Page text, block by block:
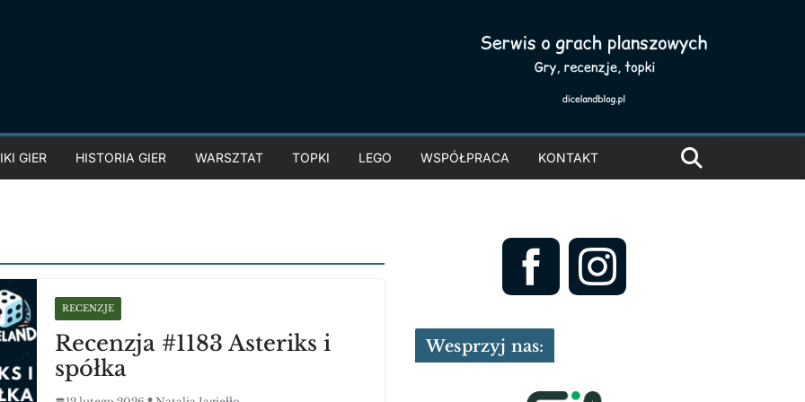
GIER HISTORIA GIER WARSZTAT TOPKI LEGO WSPÓŁPRACA KONTAKT
RECENZJE
Recenzja #1183 Asteriks i
spółka
Wesprzyj nas: